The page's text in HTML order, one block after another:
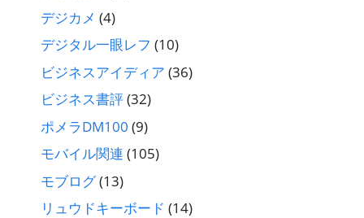
デジカメ (4)
デジタル一眼レフ (10)
ビジネスアイディア (36)
ビジネス書評(32)
ポメラDM100 (9)
モバイル関連 (105)
モブログ(13)
リュウドキーボード (14)